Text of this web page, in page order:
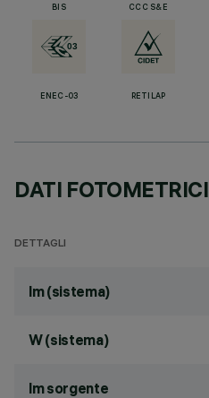
BIS CCC S&E
ENEC-03 RETILAP
DATI FOTOMETRICI
DETTAGLI
lm (sistema)
W (sistema)
lm sorgente